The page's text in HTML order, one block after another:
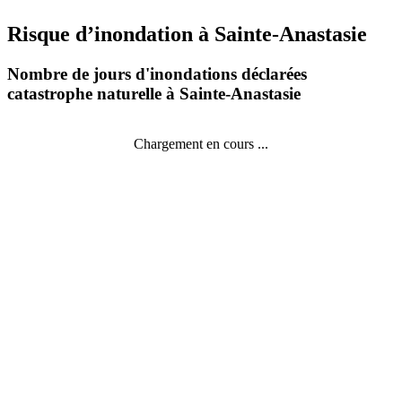
Risque d’inondation à Sainte-Anastasie
Nombre de jours d'inondations déclarées
catastrophe naturelle à Sainte-Anastasie
Chargement en cours ...